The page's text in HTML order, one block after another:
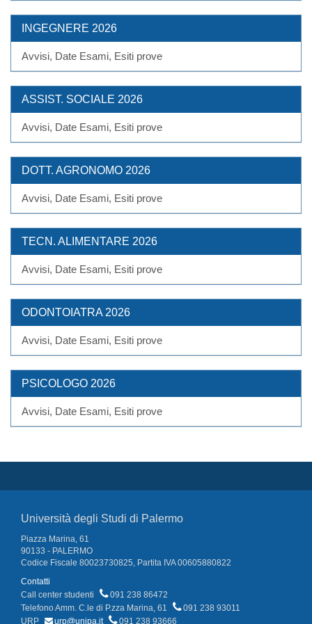
INGEGNERE 2026
Avvisi, Date Esami, Esiti prove
ASSIST. SOCIALE 2026
Avvisi, Date Esami, Esiti prove
DOTT. AGRONOMO 2026
Avvisi, Date Esami, Esiti prove
TECN. ALIMENTARE 2026
Avvisi, Date Esami, Esiti prove
ODONTOIATRA 2026
Avvisi, Date Esami, Esiti prove
PSICOLOGO 2026
Avvisi, Date Esami, Esiti prove
Università degli Studi di Palermo
Piazza Marina, 61
90133 - PALERMO
Codice Fiscale 80023730825, Partita IVA 00605880822
Contatti
Call center studenti
091 238 86472
Telefono Amm. C.le di P.zza Marina, 61
091 238 93011
URP
urp@unipa.it 091 238 93666